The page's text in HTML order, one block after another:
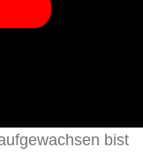
bist